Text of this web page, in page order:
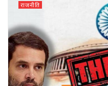
राजनीति